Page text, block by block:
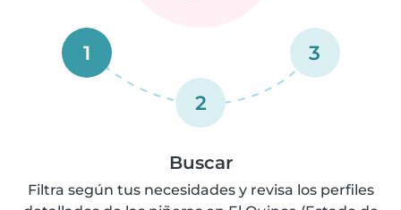
1
2
3
Buscar
Filtra según tus necesidades y revisa los perfiles